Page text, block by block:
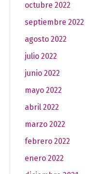
octubre 2022
septiembre 2022
agosto 2022
julio 2022
junio 2022
mayo 2022
abril 2022
marzo 2022
febrero 2022
enero 2022